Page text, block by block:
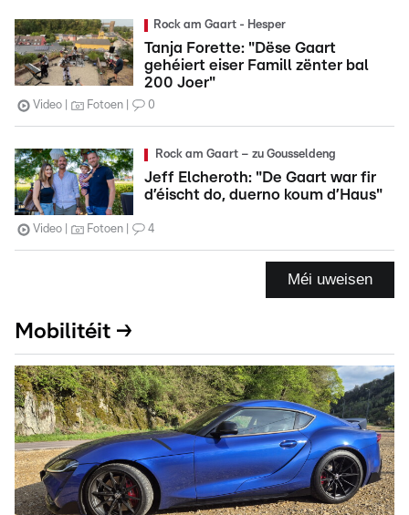
Rock am Gaart - Hesper
Tanja Forette: "Dëse Gaart
gehéiert eiser Famill zënter bal
200 Joer"
Video Fotoen 0
Rock am Gaart – zu Gousseldeng
Jeff Elcheroth: "De Gaart war fir
d’éischt do, duerno koum d’Haus"
Video Fotoen 4
Méi uweisen
Mobilitéit →